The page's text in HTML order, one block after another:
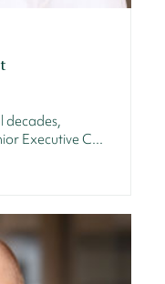
decades,
Executive C...